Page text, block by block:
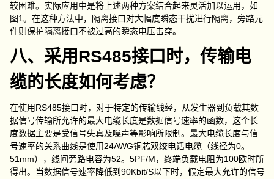
较困难。实际应用中是将上述两种方案结合起来灵活加以运用，如
图1。在这种方法中，隔离接口对大幅度瞬态干扰进行隔离，旁路元
件则保护隔离接口不被过高的瞬态电压击穿。
八、采用RS485接口时，传输电
缆的长度如何考虑？
在使用RS485接口时，对于特定的传输线经，从发生器到负载其数
据信号传输所允许的最大电缆长度是数据信号速率的函数，这个长
度数据主要是受信号失真及噪声等影响所限制。最大电缆长度与信
号速率的关系曲线是使用24AWG铜芯双绞电话电缆（线径为0。
51mm），线间旁路电容为52。5PF/M，终端负载电阻为100欧时所
得出。当数据信号速率降低到90Kbit/S以下时，假定最大允许的信号